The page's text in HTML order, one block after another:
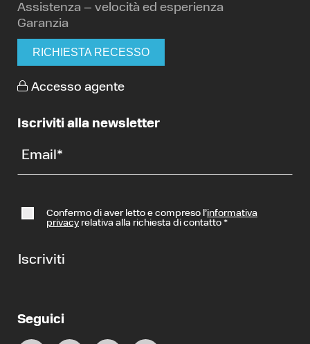
Assistenza – velocità ed esperienza
Garanzia
RICHIESTA RECESSO
Accesso agente
Iscriviti alla newsletter
Email *
Confermo di aver letto e compreso l’informativa
privacyrelativa alla richiesta di contatto *
Iscriviti
Seguici